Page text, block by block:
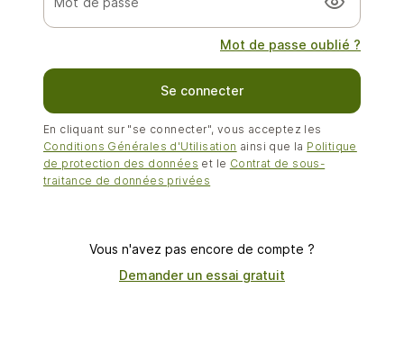
Mot de passe oublié ?
Se connecter
En cliquant sur "se connecter", vous acceptez les
Conditions Générales d'Utilisation ainsi que la Politique
de protection des données et le Contrat de sous-
traitance de données privées
Vous n'avez pas encore de compte ?
Demander un essai gratuit